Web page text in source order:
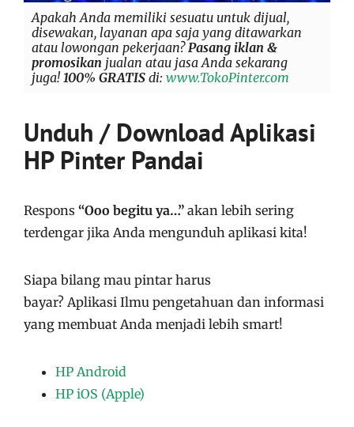
Apakah Anda memiliki sesuatu untuk dijual,
disewakan, layanan apa saja yang ditawarkan
atau lowongan pekerjaan? Pasang iklan &
promosikan jualan atau jasa Anda sekarang
juga! 100% GRATIS di: www.TokoPinter.com
Unduh / Download Aplikasi
HP Pinter Pandai
Respons “Ooo begitu ya…” akan lebih sering
terdengar jika Anda mengunduh aplikasi kita!
Siapa bilang mau pintar harus
bayar? Aplikasi Ilmu pengetahuan dan informasi
yang membuat Anda menjadi lebih smart!
HP Android
HP iOS (Apple)